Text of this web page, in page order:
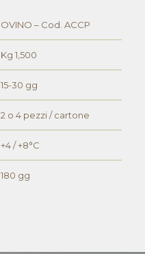
OVINO – Cod. ACCP
Kg 1,500
15-30 gg
2 o 4 pezzi / cartone
+4 / +8°C
180 gg